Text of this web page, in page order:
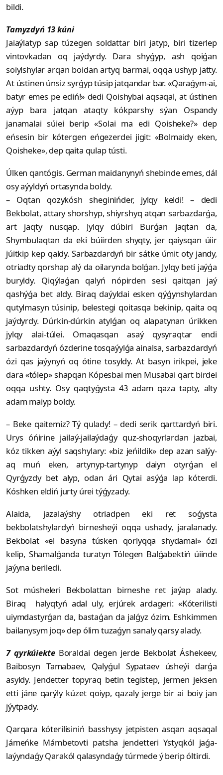
bildi.
Tamyzdyń 13 kúni
Jaiaýlatyp sap túzegen soldattar biri jatyp, biri tizerlep
vintovkadan oq jaýdyrdy. Dara shyǵyp, ash qoiǵan
soiylshylar arqan boidan artyq barmai, oqqa ushyp jatty.
At ústinen únsiz syrǵyp túsip jatqandar bar. «Qaraǵym-ai,
batyr emes pe ediń!» dedi Qoishybai aqsa­qal, at ústinen
aýyp bara jatqan ataqty kókparshy sýan Ospandy
janamalai súiei berip «Solai ma edi Qoisheke?» dep
eńsesin bir kótergen eńgezerdei jigit: «Bol­maidy eken,
Qoisheke», dep qaita qulap tústi.
Úlken qantógis. German maidanynyń shebinde emes, dál
osy aýyldyń ortasynda boldy.
– Oqtan qozykósh sheginińder, jyl­qy keldi! – dedi
Bekbolat, attary shorshyp, shiyrshyq atqan sarbazdarǵa,
art jaqty nusqap. Jylqy dúbiri Burǵan jaqtan da,
Shymbulaqtan da eki búiirden shyqty, jer qaiysqan úiir
júitkip kep qaldy. Sarbazdardyń bir sátke úmit oty jandy,
otriadty qorshap alý da oilarynda bolǵan. Jylqy beti jaýǵa
buryldy. Qiqýlaǵan qalyń nópirden sesi qaitqan jaý
qashýǵa bet aldy. Biraq daýyldai esken qýǵynshylardan
qutylmasyn túsinip, belestegi qoitasqa bekinip, qaita oq
jaýdyrdy. Dúrkin-dúrkin atylǵan oq alapatynan úrikken
jylqy alai-túlei. Omaqasqan asaý qysyraqtar endi
sarbazdardyń ózde­rine tosqaýylǵa ainalsa, sarbazdardyń
ózi qas jaýynyń oq ótine tosyldy. At basyn irikpei, jeke
dara «tólep» shapqan Kópesbai men Musabai qart birdei
oqqa ushty. Osy qaqtyǵysta 43 adam qaza tapty, alty
adam maiyp boldy.
– Beke qaitemiz? Tý qulady! – dedi serik qarttardyń biri.
Urys óńirine jailaý-jailaýdaǵy quz-shoqyrlardan jaz­­bai,
kóz tikken aýyl saqshylary: «biz je­ńil­dik» dep azan salýy-
aq muń eken, artynyp-tartynyp daiyn otyrǵan el
Qyrǵyzdy bet alyp, odan ári Qytai asýǵa lap kóterdi.
Kóshken eldiń jurty úrei týǵyzady.
Alaida, jazalaýshy otriadpen eki ret soǵysta
bekbolatshylardyń birnesheýi oqqa ushady, jaralanady.
Bekbolat «el basyna túsken qorlyqqa shydamai» ózi
kelip, Shamalǵanda turatyn Tólegen Balǵabektiń úiinde
jaýyna beriledi.
Sot músheleri Bekbolattan birneshe ret jaýap alady.
Biraq halyqtyń adal uly, erjúrek ardageri: «Kóterilisti
uiym­das­tyr­ǵan da, bastaǵan da jalǵyz ózim. Esh­kimmen
bailanysym joq» dep ólim tuza­ǵyn sanaly qarsy alady.
7 qyrkúiekteBoraldai degen jerde Bekbolat Áshekeev,
Baibosyn Tamabaev, Qalyǵul Sypataev úsheýi darǵa
asyldy. Jendetter topyraq betin tegistep, jermen jeksen
etti jáne qarýly kúzet qoiyp, qazaly jerge bir ai boiy jan
jýytpady.
Qarqara kóterilisiniń basshysy jetpis­ten asqan aqsaqal
Jámeńke Mám­be­tov­ti patsha jendetteri Ystyqkól jaǵa­
laýyndaǵy Qarakól qalasyndaǵy túrmede ý berip óltirdi.